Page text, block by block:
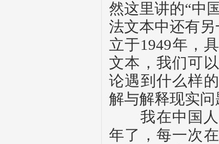
然这里讲的“中
法文本中还有
立于1949年，
文本，我们可
论遇到什么样
解与解释现实
我在中国人
年了，每一次